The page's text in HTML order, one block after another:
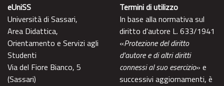
eUniSS
Università di Sassari,
Area Didattica,
Orientamento e Servizi agli
Studenti
Via del Fiore Bianco, 5
(Sassari)
Termini di utilizzo
In base alla normativa sul
diritto d'autore L. 633/1941
«Protezione del diritto
d'autore e di altri diritti
connessi al suo esercizio» e
successivi aggiornamenti, è